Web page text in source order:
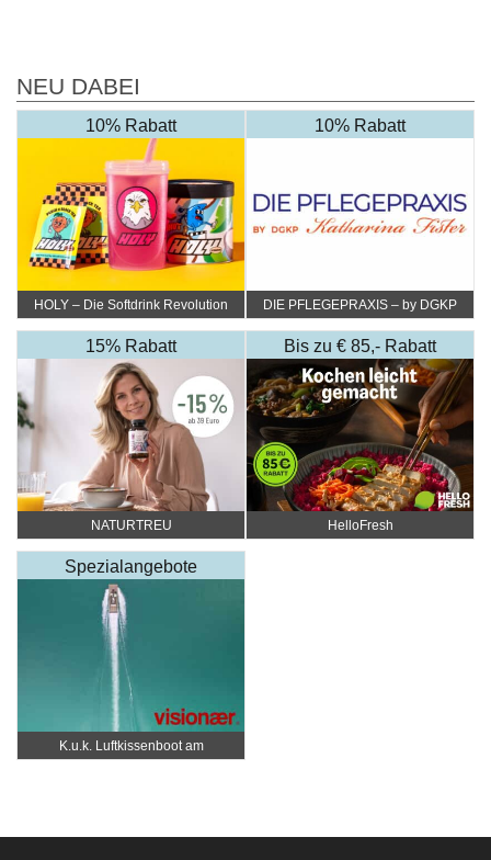
NEU DABEI
10% Rabatt
HOLY – Die Softdrink Revolution
10% Rabatt
DIE PFLEGEPRAXIS – by DGKP
15% Rabatt
NATURTREU
Bis zu € 85,- Rabatt
HelloFresh
Spezialangebote
K.u.k. Luftkissenboot am
Wörthersee